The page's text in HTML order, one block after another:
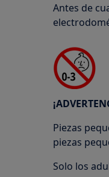
Antes de
Piezas
piezas
Solo los